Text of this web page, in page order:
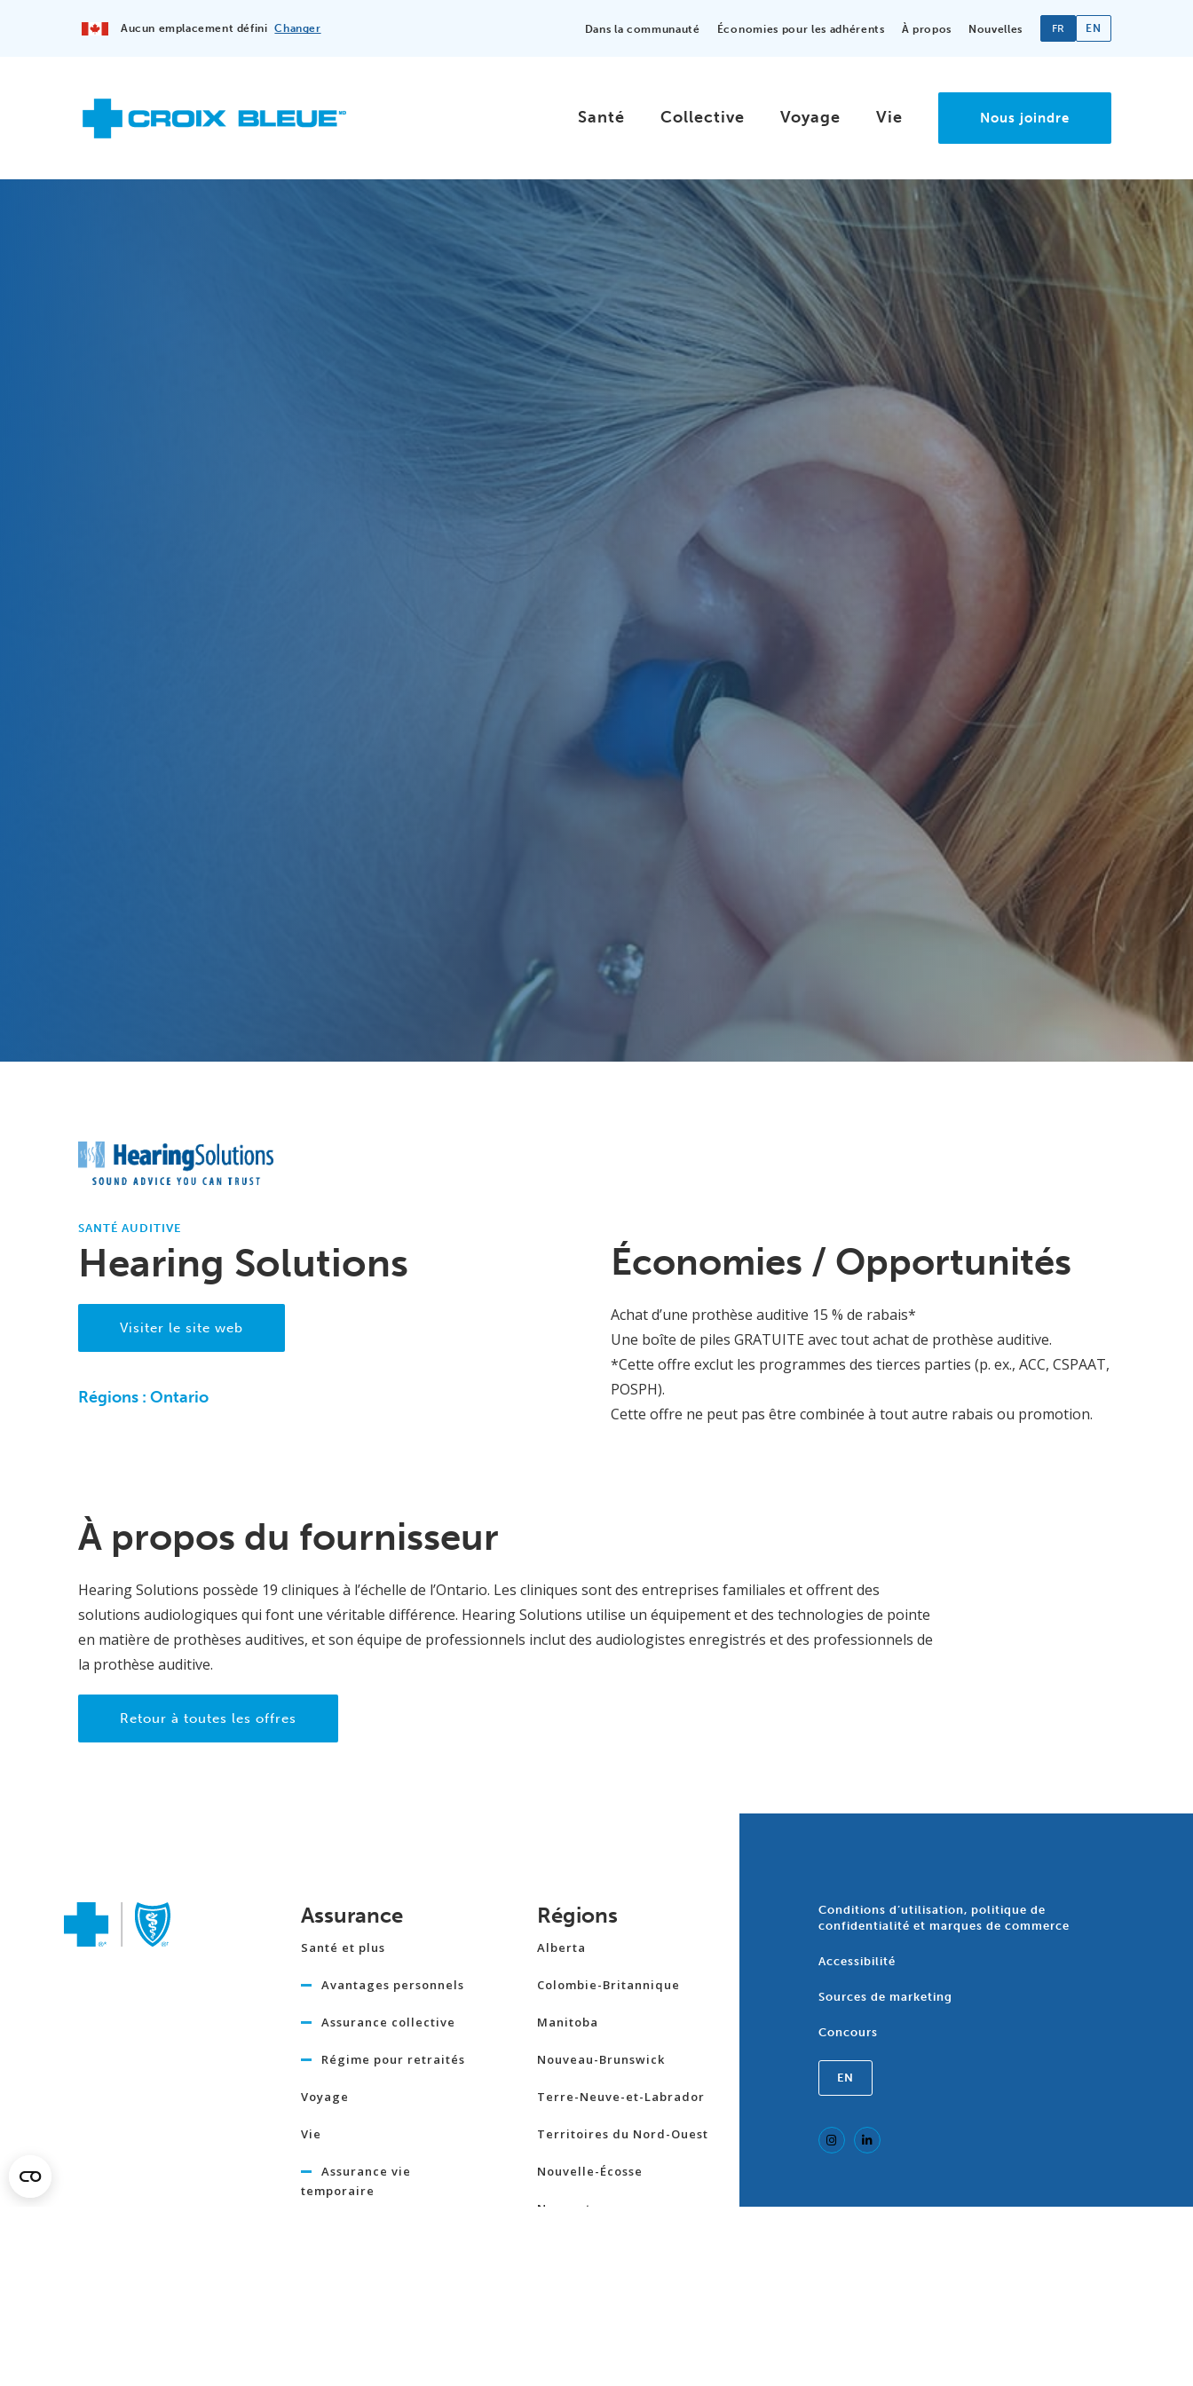
Aucun emplacement défini Changer Dans la communauté Économies pour les adhérents À propos Nouvelles FR EN
Santé Collective Voyage Vie Nous joindre
SANTÉ AUDITIVE
Hearing Solutions
Visiter le site web
Régions : Ontario
Économies / Opportunités
Achat d’une prothèse auditive 15 % de rabais*
Une boîte de piles GRATUITE avec tout achat de prothèse auditive.
*Cette offre exclut les programmes des tierces parties (p. ex., ACC, CSPAAT,
POSPH).
Cette offre ne peut pas être combinée à tout autre rabais ou promotion.
À propos du fournisseur
Hearing Solutions possède 19 cliniques à l’échelle de l’Ontario. Les cliniques sont des entreprises familiales et offrent des
solutions audiologiques qui font une véritable différence. Hearing Solutions utilise un équipement et des technologies de pointe
en matière de prothèses auditives, et son équipe de professionnels inclut des audiologistes enregistrés et des professionnels de
la prothèse auditive.
Retour à toutes les offres
Assurance
Santé et plus
Avantages personnels
Assurance collective
Régime pour retraités
Voyage
Vie
Assurance vie
temporaire
Régions
Alberta
Colombie-Britannique
Manitoba
Nouveau-Brunswick
Terre-Neuve-et-Labrador
Territoires du Nord-Ouest
Nouvelle-Écosse
Nunavut
Conditions d’utilisation, politique de
confidentialité et marques de commerce
Accessibilité
Sources de marketing
Concours
EN